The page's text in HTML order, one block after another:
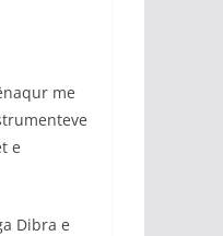
me
e
Dibra e